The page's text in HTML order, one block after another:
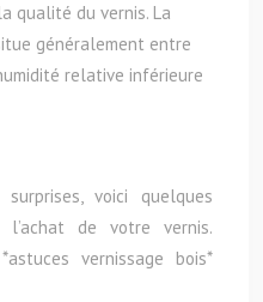
qualité du vernis. La
généralement entre
relative inférieure
voici quelques
de votre vernis.
vernissage bois*